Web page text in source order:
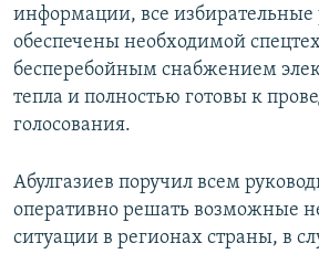
информации, все избирательные
обеспечены необходимой
бесперебойным снабжением
тепла и полностью готовы к
голосования.
Абулгазиев поручил всем
оперативно решать возможные
ситуации в регионах страны, в